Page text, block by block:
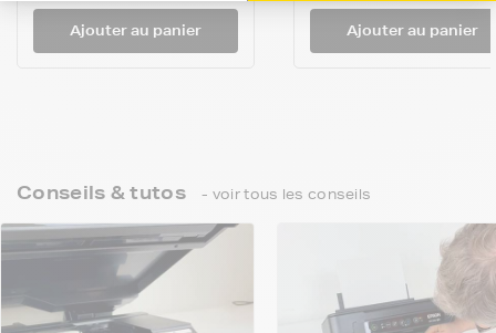
Ajouter au panier Ajouter au panier
Conseils & tutos - voir tous les conseils